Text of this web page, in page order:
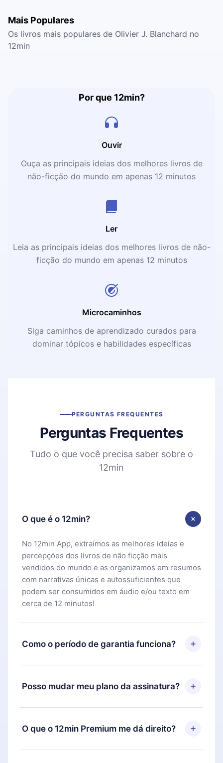
Mais Populares
Os livros mais populares de Olivier J. Blanchard no
12min
Por que 12min?
Ouvir
Ouça as principais ideias dos melhores livros de
não-ficção do mundo em apenas 12 minutos
Ler
Leia as principais ideias dos melhores livros de não-
ficção do mundo em apenas 12 minutos
Microcaminhos
Siga caminhos de aprendizado curados para
dominar tópicos e habilidades específicas
PERGUNTAS FREQUENTES
Perguntas Frequentes
Tudo o que você precisa saber sobre o
12min
O que é o 12min?
No 12min App, extraímos as melhores ideias e
percepções dos livros de não ficção mais
vendidos do mundo e as organizamos em resumos
com narrativas únicas e autossuficientes que
podem ser consumidos em áudio e/ou texto em
cerca de 12 minutos!
Como o período de garantia funciona?
Você pode baixar nosso aplicativo e começar a
aproveitar nossa biblioteca. Se por algum motivo
não ficar satisfeito com nossa plataforma, basta
e solicitar o reembolso do valor. Você receberá
Posso mudar meu plano da assinatura?
Sim, mas a mudança só se aplicará a partir do
próximo período de cobrança. Por exemplo, se
você decidiu mudar sua assinatura mensal para
O que o 12min Premium me dá direito?
O 12min Premium é um plano que te garante